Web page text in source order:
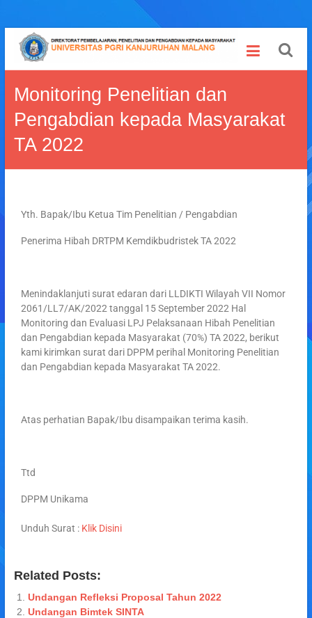
Monitoring Penelitian dan
Pengabdian kepada Masyarakat
TA 2022
Yth. Bapak/Ibu Ketua Tim Penelitian / Pengabdian
Penerima Hibah DRTPM Kemdikbudristek TA 2022
Menindaklanjuti surat edaran dari LLDIKTI Wilayah VII Nomor
2061/LL7/AK/2022 tanggal 15 September 2022 Hal
Monitoring dan Evaluasi LPJ Pelaksanaan Hibah Penelitian
dan Pengabdian kepada Masyarakat (70%) TA 2022, berikut
kami kirimkan surat dari DPPM perihal Monitoring Penelitian
dan Pengabdian kepada Masyarakat TA 2022.
Atas perhatian Bapak/Ibu disampaikan terima kasih.
Ttd
DPPM Unikama
Unduh Surat : Klik Disini
Related Posts:
Undangan Refleksi Proposal Tahun 2022
Undangan Bimtek SINTA